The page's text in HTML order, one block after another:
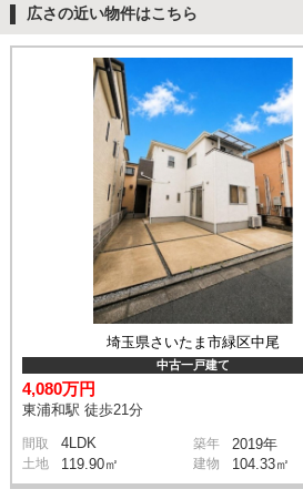
広さの近い物件はこちら
埼玉県さいたま市緑区中尾
中古一戸建て
4,080万円
東浦和駅 徒歩21分
間取 4LDK 築年 2019年
土地 119.90㎡ 建物 104.33㎡